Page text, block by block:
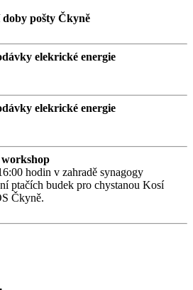
doby pošty Čkyně
elekrické energie
elekrické energie
hodin v zahradě synagogy
ptačích budek pro chystanou Kosí
Čkyně.